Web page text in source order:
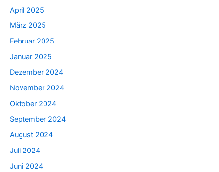
April 2025
März 2025
Februar 2025
Januar 2025
Dezember 2024
November 2024
Oktober 2024
September 2024
August 2024
Juli 2024
Juni 2024